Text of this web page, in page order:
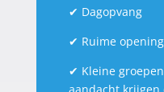
✔ Dagopvang
✔ Ruime
✔ Kleine